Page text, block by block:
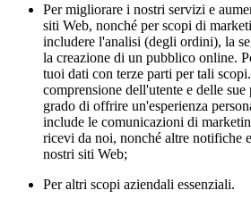
Per migliorare i nostri servizi e
siti Web, nonché per scopi di
includere l'analisi (degli ordini), la
la creazione di un pubblico online.
tuoi dati con terze parti per tali
comprensione dell'utente e delle sue
grado di offrire un'esperienza
include le comunicazioni di
ricevi da noi, nonché altre notifiche
nostri siti Web;
Per altri scopi aziendali essenziali.